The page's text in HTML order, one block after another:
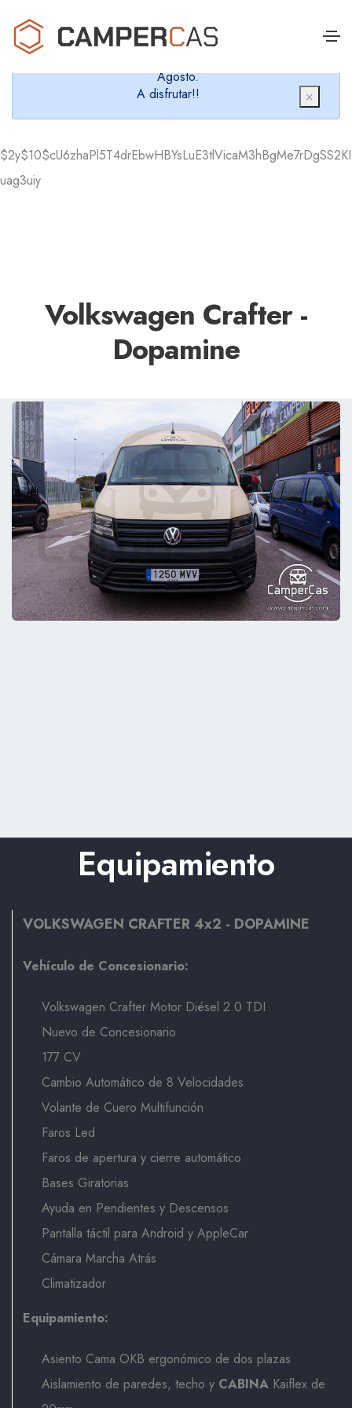
Cerramos en verano, que nos queremos dar un
chapuzón y refrescarnos.
Agosto.
A disfrutar!!
×
$2y$10$cU6zhaPl5T4drEbwHBYsLuE3tlVicaM3hBgMe7rDgSS2KI
uag3uiy
Volkswagen Crafter -
Dopamine
Equipamiento
VOLKSWAGEN CRAFTER 4x2 - DOPAMINE
Vehículo de Concesionario:
Volkswagen Crafter Motor Diésel 2.0 TDI
Nuevo de Concesionario
177 CV
Cambio Automático de 8 Velocidades
Volante de Cuero Multifunción
Faros Led
Faros de apertura y cierre automático
Bases Giratorias
Ayuda en Pendientes y Descensos
Pantalla táctil para Android y AppleCar
Cámara Marcha Atrás
Climatizador
Equipamiento:
Asiento Cama OKB ergonómico de dos plazas
Aislamiento de paredes, techo y CABINAKaiflex de